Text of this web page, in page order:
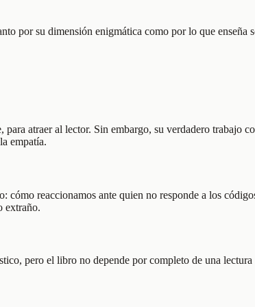
por su dimensión enigmática como por lo que
atraer al lector. Sin embargo, su verdadero trabajo
empatía.
reaccionamos ante quien no responde a los
extraño.
pero el libro no depende por completo de una